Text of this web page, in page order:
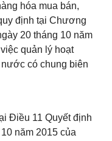
hóa mua bán,
định tại Chương
20 tháng 10 năm
quản lý hoạt
có chung biên
Điều 11 Quyết định
năm 2015 của